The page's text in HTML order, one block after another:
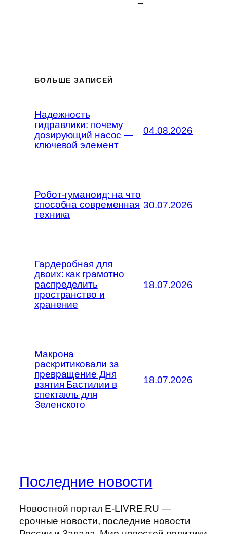
БОЛЬШЕ ЗАПИСЕЙ
Надежность
гидравлики: почему
дозирующий насос —
ключевой элемент
04.08.2026
Робот-гуманоид: на что
способна современная
техника
30.07.2026
Гардеробная для
двоих: как грамотно
распределить
пространство и
хранение
18.07.2026
Макрона
раскритиковали за
превращение Дня
взятия Бастилии в
спектакль для
Зеленского
18.07.2026
Последние новости
Новостной портал E-LIVRE.RU —
срочные новости, последние новости